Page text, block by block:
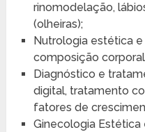
rinomodelação,
(olheiras);
Nutrologia estética
composição
Diagnóstico e
digital, tratamento
fatores de
Ginecologia Estética